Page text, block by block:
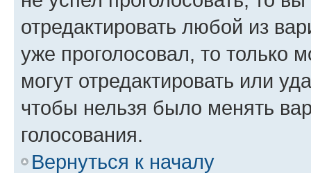
отредактировать любой из
уже проголосовал, то только
могут отредактировать или
чтобы нельзя было менять
голосования.
Вернуться к началу